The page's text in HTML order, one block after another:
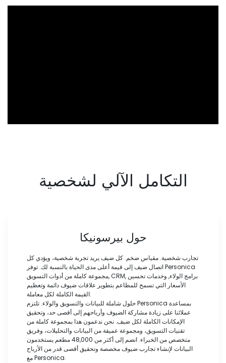
التكامل الآلي لشخصية
حول بيرسونيكا
تجارب شخصية. مقياس ضخم. كل ضيف يريد تجربة شخصية، ويؤدي كل
اتصال ضيف إلى قيمة أعلى مدى الحياة بالنسبة لك. توفر Personica
مجموعة كاملة من أدوات التسويق, CRM, برامج الولاء, وخدمات تحسين
الأسعار التي تسمح للمطاعم بتطوير علاقات ضيوف دائمة وتعظيم
القيمة الكاملة لكل معاملة.
حلول شاملة للبيانات والتسويق والولاء. تلتزم Personica بمساعدة
عملائنا على زيادة مشاركة الضيوف وأرباحهم إلى أقصى حد، وتحقيق
الإمكانات الكاملة لكل ضيف. نحن ندعمون هذا بمجموعة كاملة من
تقنيات التسويق، ومجموعة عميقة من البيانات والتحليلات، وفريق
متخصص من الخبراء. انضم إلى أكثر من 48,000 مطعم يستخدمون
البيانات لإنشاء تجارب ضيوف مخصصة وتحقيق أقصى قدر من الأرباح
مع Personica.